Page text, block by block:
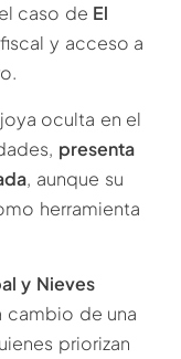
caso de El
y acceso a
oculta en el
presenta
, aunque su
herramienta
y Nieves
cambio de una
priorizan